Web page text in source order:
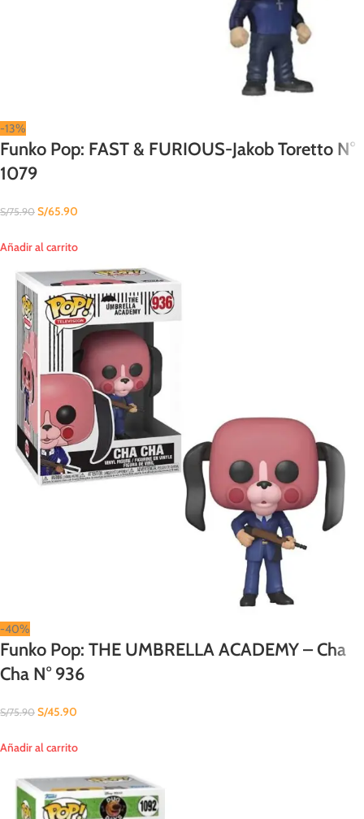
-13%
Funko Pop: FAST & FURIOUS-Jakob Toretto N°
1079
S/75.90 S/65.90
Añadir al carrito
-40%
Funko Pop: THE UMBRELLA ACADEMY – Cha
Cha N° 936
S/75.90 S/45.90
Añadir al carrito